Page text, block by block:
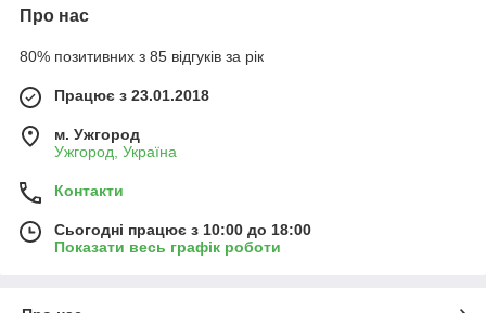
Про нас
80% позитивних з 85 відгуків за рік
Працює з 23.01.2018
м. Ужгород
Ужгород, Україна
Контакти
Сьогодні працює з 10:00 до 18:00
Показати весь графік роботи